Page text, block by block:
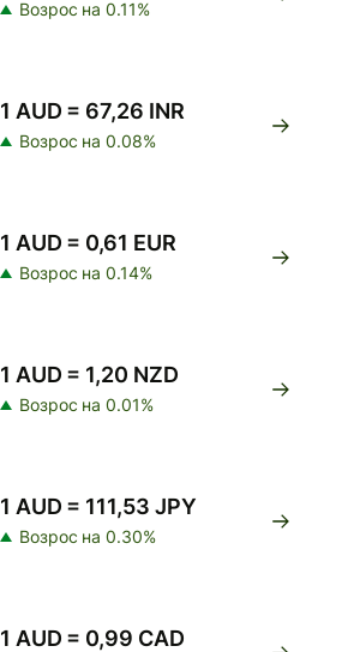
Возрос на 0.11%
1 AUD = 67,26 INR
Возрос на 0.08%
1 AUD = 0,61 EUR
Возрос на 0.14%
1 AUD = 1,20 NZD
Возрос на 0.01%
1 AUD = 111,53 JPY
Возрос на 0.30%
1 AUD = 0,99 CAD